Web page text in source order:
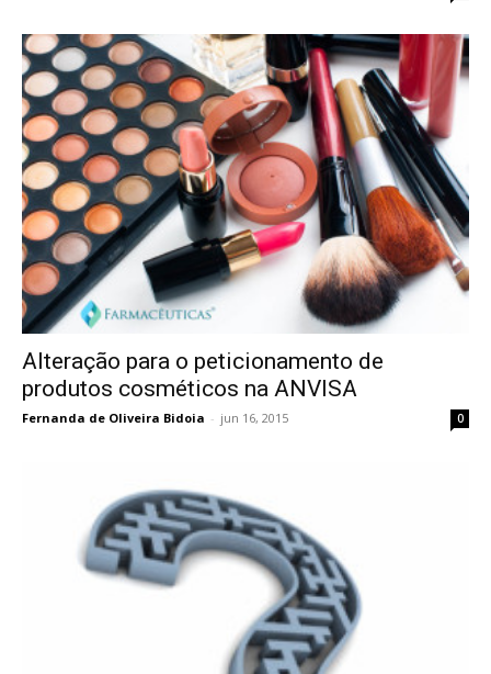
Alteração para o peticionamento de
produtos cosméticos na ANVISA
Fernanda de Oliveira Bidoia - jun 16, 2015 0